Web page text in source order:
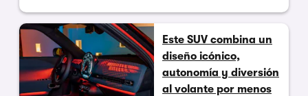
Este SUV combina un
diseño icónico,
autonomía y diversión
al volante por menos